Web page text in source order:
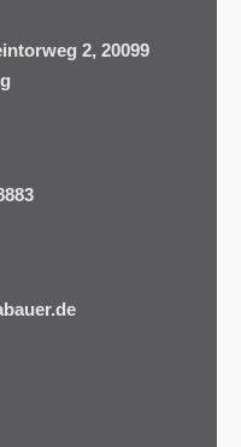
2, 20099